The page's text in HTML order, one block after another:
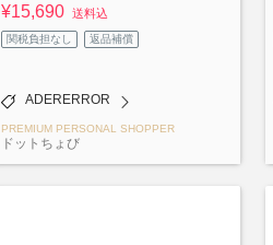
¥15,690 送料込
関税負担なし 返品補償
ADERERROR
PREMIUM PERSONAL SHOPPER
ドットちょび